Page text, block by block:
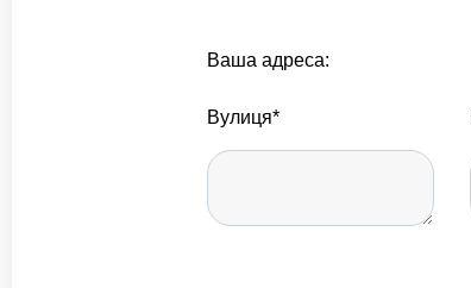
Ваша адреса:
Вулиця*